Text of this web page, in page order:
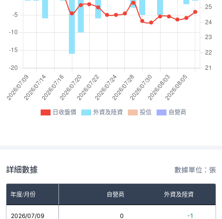
日收盤價 外資及陸資 投信 自營商
詳細數據 數據單位：張
年度/月份 自營商 外資及陸資
2026/07/09 0 -1